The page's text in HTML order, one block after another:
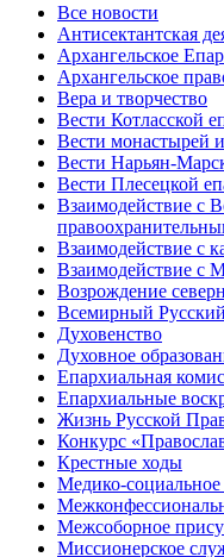
Все новости
Антисектантская
Архангельское
Архангельское
Вера и творчество
Вести Котласской
Вести монастырей
Вести Нарьян-
Вести Плесецкой
Взаимодействие с
Взаимодействие с
Взаимодействие с
Возрождение
Всемирный
Духовенство
Духовное
Епархиальная
Епархиальные
Жизнь Русской
Конкурс
Крестные ходы
Медико-социальное
Межсоборное
Миссионерское